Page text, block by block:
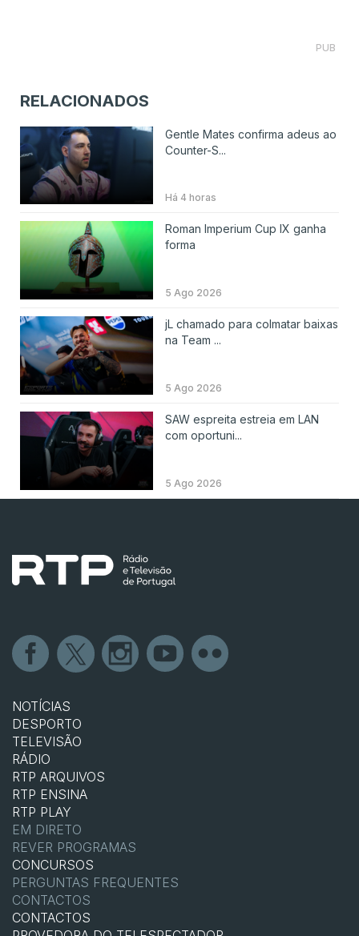
PUB
RELACIONADOS
Gentle Mates confirma adeus ao
Counter-S...
Há 4 horas
Roman Imperium Cup IX ganha
forma
5 Ago 2026
jL chamado para colmatar baixas
na Team ...
5 Ago 2026
SAW espreita estreia em LAN
com oportuni...
5 Ago 2026
NOTÍCIAS
DESPORTO
TELEVISÃO
RÁDIO
RTP ARQUIVOS
RTP ENSINA
RTP PLAY
EM DIRETO
REVER PROGRAMAS
CONCURSOS
PERGUNTAS FREQUENTES
CONTACTOS
CONTACTOS